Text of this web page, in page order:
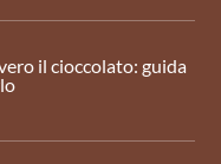
il cioccolato: guida